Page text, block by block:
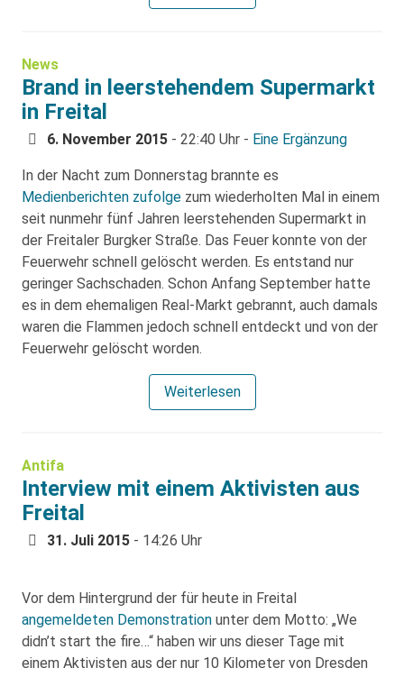
News
Brand in leerstehendem Supermarkt
in Freital
6. November 2015 - 22:40 Uhr - Eine Ergänzung
In der Nacht zum Donnerstag brannte es
Medienberichten zufolge zum wiederholten Mal in einem
seit nunmehr fünf Jahren leerstehenden Supermarkt in
der Freitaler Burgker Straße. Das Feuer konnte von der
Feuerwehr schnell gelöscht werden. Es entstand nur
geringer Sachschaden. Schon Anfang September hatte
es in dem ehemaligen Real-Markt gebrannt, auch damals
waren die Flammen jedoch schnell entdeckt und von der
Feuerwehr gelöscht worden.
Weiterlesen
Antifa
Interview mit einem Aktivisten aus
Freital
31. Juli 2015 - 14:26 Uhr
Vor dem Hintergrund der für heute in Freital
angemeldeten Demonstration unter dem Motto: „We
didn’t start the fire…“ haben wir uns dieser Tage mit
einem Aktivisten aus der nur 10 Kilometer von Dresden